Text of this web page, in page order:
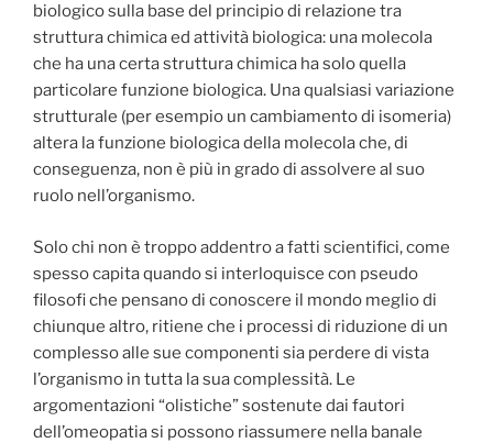
biologico sulla base del principio di relazione tra
struttura chimica ed attività biologica: una molecola
che ha una certa struttura chimica ha solo quella
particolare funzione biologica. Una qualsiasi variazione
strutturale (per esempio un cambiamento di isomeria)
altera la funzione biologica della molecola che, di
conseguenza, non è più in grado di assolvere al suo
ruolo nell’organismo.
Solo chi non è troppo addentro a fatti scientifici, come
spesso capita quando si interloquisce con pseudo
filosofi che pensano di conoscere il mondo meglio di
chiunque altro, ritiene che i processi di riduzione di un
complesso alle sue componenti sia perdere di vista
l’organismo in tutta la sua complessità. Le
argomentazioni “olistiche” sostenute dai fautori
dell’omeopatia si possono riassumere nella banale